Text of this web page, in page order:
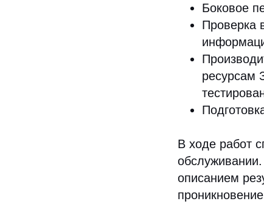
Боковое
Проверка
ресурсам
В ходе работ
обслуживании.
описанием